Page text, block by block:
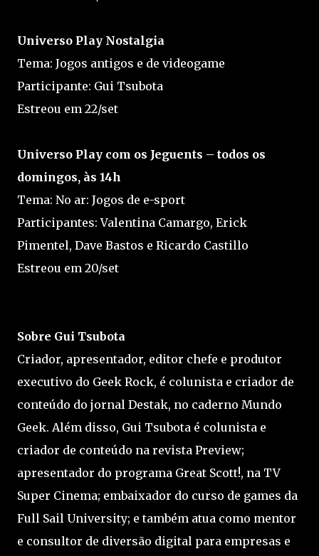
Universo Play Nostalgia
Tema: Jogos antigos e de videogame
Participante: Gui Tsubota
Estreou em 22/set
Universo Play com os Jeguents – todos os
domingos, às 14h
Tema: No ar: Jogos de e-sport
Participantes: Valentina Camargo, Erick
Pimentel, Dave Bastos e Ricardo Castillo
Estreou em 20/set
Sobre Gui Tsubota
Criador, apresentador, editor chefe e produtor
executivo do Geek Rock, é colunista e criador de
conteúdo do jornal Destak, no caderno Mundo
Geek. Além disso, Gui Tsubota é colunista e
criador de conteúdo na revista Preview;
apresentador do programa Great Scott!, na TV
Super Cinema; embaixador do curso de games da
Full Sail University; e também atua como mentor
e consultor de diversão digital para empresas e